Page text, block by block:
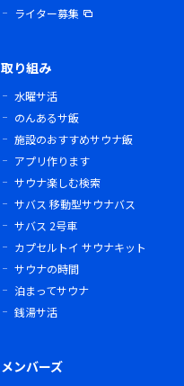
ライター募集
取り組み
水曜サ活
のんあるサ飯
施設のおすすめサウナ飯
アプリ作ります
サウナ楽しむ検索
サバス 移動型サウナバス
サバス 2号車
カプセルトイ サウナキット
サウナの時間
泊まってサウナ
銭湯サ活
メンバーズ